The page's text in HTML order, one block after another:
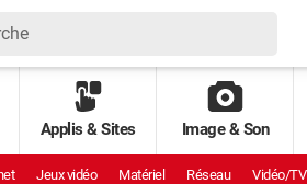
Applis & Sites Image & Son
Jeux vidéo Matériel Réseau Vidéo/TV